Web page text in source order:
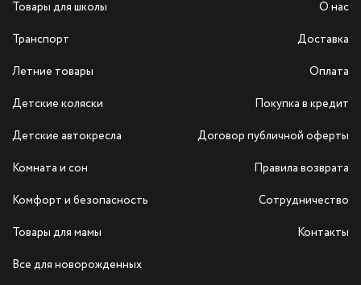
Товары для школы
Транспорт
Летние товары
Детские коляски
Детские автокресла
Комната и сон
Комфорт и безопасность
Товары для мамы
Все для новорожденных
О нас
Доставка
Оплата
Покупка в кредит
Договор публичной оферты
Правила возврата
Сотрудничество
Контакты